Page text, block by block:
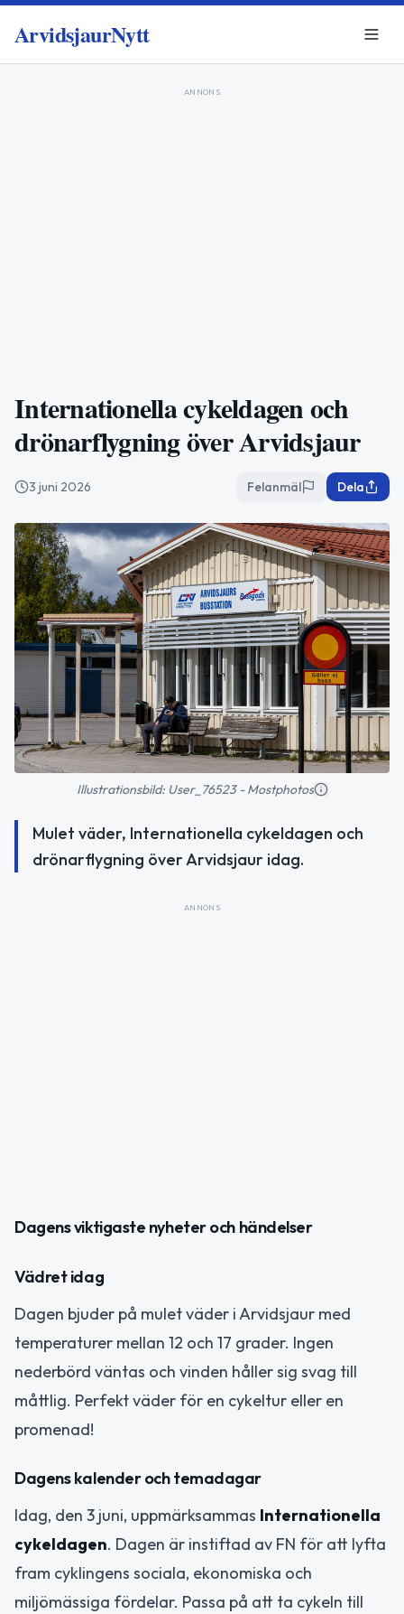
ArvidsjaurNytt
ANNONS
Internationella cykeldagen och
drönarflygning över Arvidsjaur
3 juni 2026 Felanmäl Dela
Illustrationsbild: User_76523 - Mostphotos
Mulet väder, Internationella cykeldagen och
drönarflygning över Arvidsjaur idag.
ANNONS
Dagens viktigaste nyheter och händelser
Vädret idag
Dagen bjuder på mulet väder i Arvidsjaur med
temperaturer mellan 12 och 17 grader. Ingen
nederbörd väntas och vinden håller sig svag till
måttlig. Perfekt väder för en cykeltur eller en
promenad!
Dagens kalender och temadagar
Idag, den 3 juni, uppmärksammas Internationella
cykeldagen. Dagen är instiftad av FN för att lyfta
fram cyklingens sociala, ekonomiska och
miljömässiga fördelar. Passa på att ta cykeln till